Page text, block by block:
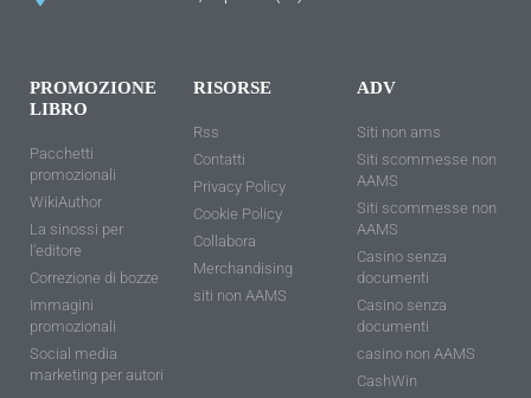
PROMOZIONE
LIBRO
Pacchetti
promozionali
WikiAuthor
La sinossi per
l'editore
Correzione di bozze
Immagini
promozionali
Social media
marketing per autori
RISORSE
Rss
Contatti
Privacy Policy
Cookie Policy
Collabora
Merchandising
siti non AAMS
ADV
Siti non ams
Siti scommesse non
AAMS
Siti scommesse non
AAMS
Casino senza
documenti
Casino senza
documenti
casino non AAMS
CashWin